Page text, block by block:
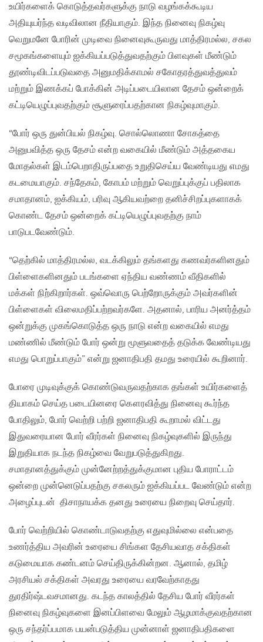
உயிர்களைக் கொடுத்தவர்களுக்கு நாடு வழங்கக்கூடிய
அதியுயர்ந்த வடிவிலான நீதியாகும். இந்த நினைவு நிகழ்வு
வெறுமனே போரின் முடிவை நினைவுகூருவது மாத்திரமல்ல, சகல
சமூகங்களையும் ஐக்கியப்படுத்துவதற்கும் பிளவுகள் மீண்டும்
தூண்டிவிடப்படுவதை அனுமதிக்காமல் சகோதரத்துவத்துவம்
மற்றும் இணக்கப் போக்கின் அடிப்படையிலான தேசம் ஒன்றைக்
கட்டியெழுப்புவதற்கும் சூளுரைப்பதற்கான நிகழ்வுமாகும்.
“போர் ஒரு துன்பியல் நிகழ்வு. சொல்லொணா சோகத்தை
அனுபவித்த ஒரு தேசம் என்ற வகையில் மீண்டும் அத்தகைய
மோதல்கள் இடம்பெறாதிருப்பதை உறுதிசெய்ய வேண்டியது எமது
கடமையாகும். சந்தேகம், கோபம் மற்றும் வெறுப்புக்குப் பதிலாக
சமாதானம், ஐக்கியம், பரிவு ஆகியவற்றை தனிச்சிறப்புகளாகக்
கொண்ட தேசம் ஒன்றைக் கட்டியெழுப்புவதற்கு நாம்
பாடுபடவேண்டும்.
“தெற்கில் மாத்திரமல்ல, வடக்கிலும் தங்களது கணவர்களினதும்
பிள்ளைகளினதும் படங்களை ஏந்திய வண்ணம் வீதிகளில்
மக்கள் நிற்கிறார்கள். ஒவ்வொரு பெற்றோருக்கும் அவர்களின்
பிள்ளைகள் விலைமதிப்பற்றவர்களே. அதனால், பாரிய அனர்த்தம்
ஒன்றுக்கு முகங்கொடுத்த ஒரு நாடு என்ற வகையில் எமது
மண்ணில் மீண்டும் போர் ஒன்று மூளுவதைத் தடுக்க வேண்டியது
எமது பொறுப்பாகும்” என்று ஜனாதிபதி தமது உரையில் கூறினார்.
போரை முடிவுக்குக் கொண்டுவருவதற்காக தங்கள் உயிர்களைத்
தியாகம் செய்த படையினரை கௌரவித்து நினைவு கூர்ந்த
போதிலும், போர் வெற்றி பற்றி ஜனாதிபதி கூறாமல் விட்டது
இதுவரையான போர் வீரர்கள் நினைவு நிகழ்வுகளில் இருந்து
இறுதியாக நடந்த நிகழ்வை வேறுபடுத்துகிறது.
சமாதானத்துக்கும் முன்னேற்றத்துக்குமான புதிய போராட்டம்
ஒன்றை முன்னெடுப்பதற்கு சகலரும் ஐக்கியப்பட வேண்டும் என்ற
அழைப்புடன் திசாநாயக்க தனது உரையை நிறைவு செய்தார்.
போர் வெற்றியில் கொண்டாடுவதற்கு எதுவுமில்லை என்பதை
உணர்த்திய அவரின் உரையை சிங்கள தேசியவாத சக்திகள்
கடுமையாக கண்டனம் செய்திருக்கின்றன. ஆனால், தமிழ்
அரசியல் சக்திகள் அவரது உரையை வரவேற்காதது
துரதிர்ஷ்டவசமானது. கடந்த காலத்தில் தேசிய போர் வீரர்கள்
நினைவு நிகழ்வுகளை இனப்பிளவை மேலும் ஆழமாக்குவதற்கான
ஒரு சந்தர்ப்பமாக பயன்படுத்திய முன்னாள் ஜனாதிபதிகளை